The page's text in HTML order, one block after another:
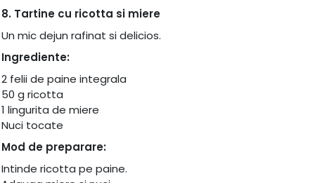
8. Tartine cu ricotta si miere
Un mic dejun rafinat si delicios.
Ingrediente:
2 felii de paine integrala
50 g ricotta
1 lingurita de miere
Nuci tocate
Mod de preparare:
Intinde ricotta pe paine.